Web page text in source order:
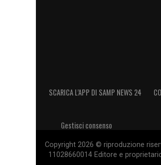
buona forma, desideroso
una prova di maturità per
SCARICA L’APP DI SAMP NEWS 24
Gestisci consenso
Copyright 2026 © riproduzione
11028660014 Editore e